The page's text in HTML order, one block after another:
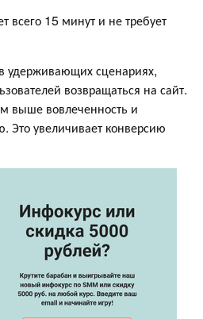
всего 15 минут и не требует
удерживающих сценариях,
возвращаться на сайт.
выше вовлеченность и
увеличивает конверсию